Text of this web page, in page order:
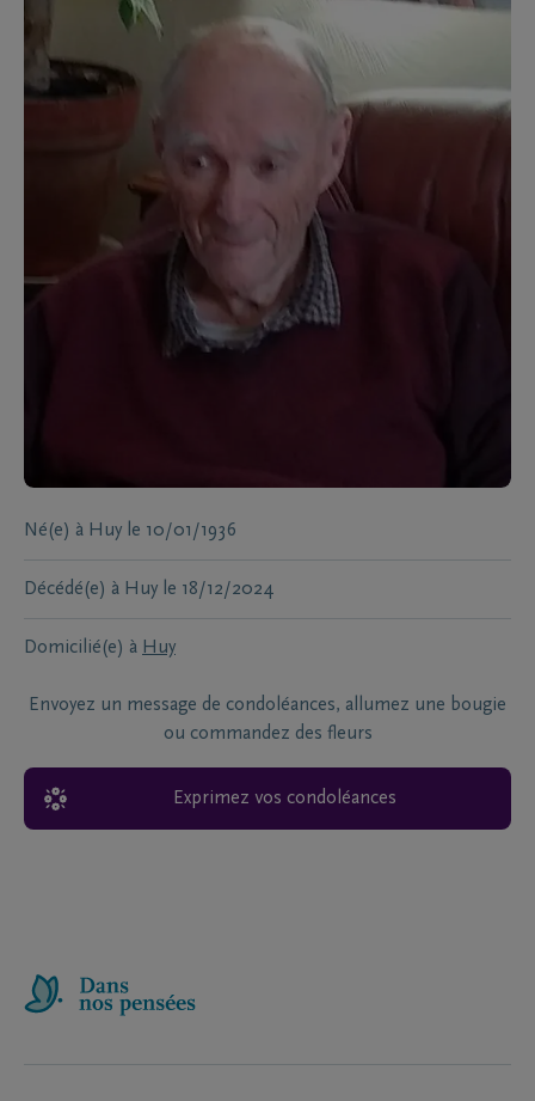
Né(e) à Huy le 10/01/1936
Décédé(e) à Huy le 18/12/2024
Domicilié(e) à Huy
Envoyez un message de condoléances, allumez une bougie
ou commandez des fleurs
Exprimez vos condoléances